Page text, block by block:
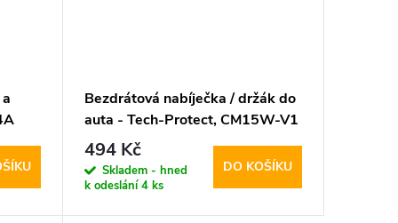
Bezdrátová nabíječka / držák do
auta - Tech-Protect, CM15W-V1
Dashboard & Vent
494 Kč
Skladem - hned
k odeslání4 ks
DO KOŠÍKU